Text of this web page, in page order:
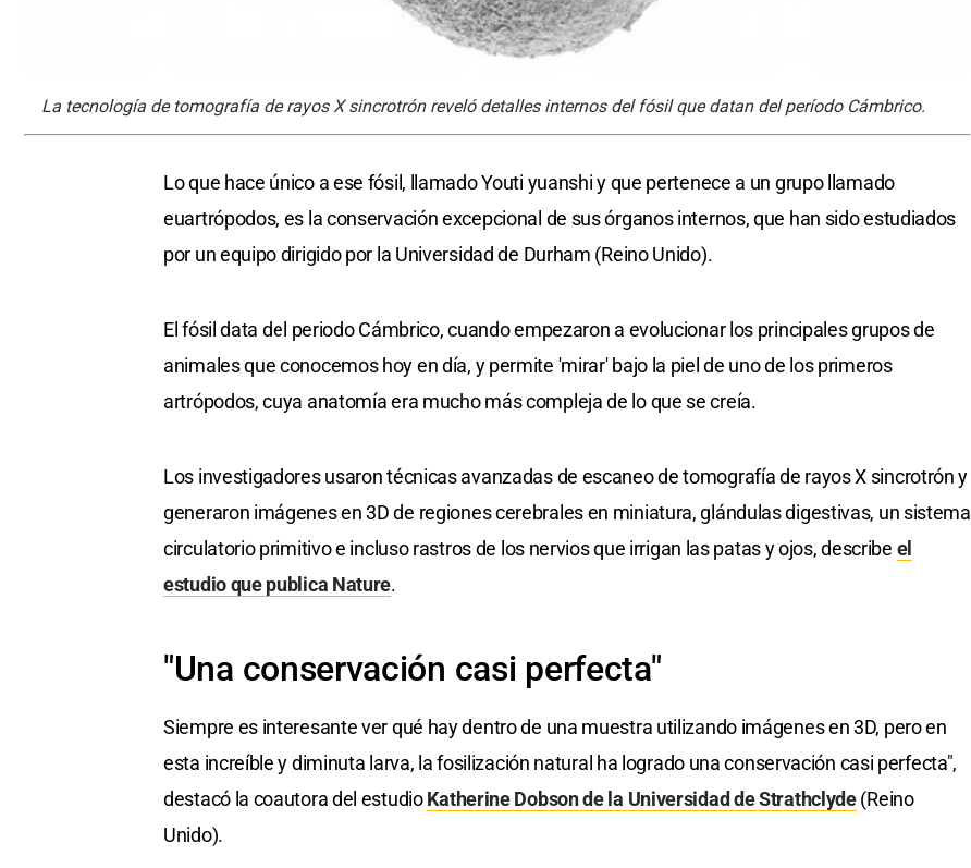
La tecnología de tomografía de rayos X sincrotrón reveló detalles internos del fósil que datan del período Cámbrico.
Lo que hace único a ese fósil, llamado Youti yuanshi y que pertenece a un grupo llamado
euartrópodos, es la conservación excepcional de sus órganos internos, que han sido estudiados
por un equipo dirigido por la Universidad de Durham (Reino Unido).
El fósil data del periodo Cámbrico, cuando empezaron a evolucionar los principales grupos de
animales que conocemos hoy en día, y permite 'mirar' bajo la piel de uno de los primeros
artrópodos, cuya anatomía era mucho más compleja de lo que se creía.
Los investigadores usaron técnicas avanzadas de escaneo de tomografía de rayos X sincrotrón y
generaron imágenes en 3D de regiones cerebrales en miniatura, glándulas digestivas, un sistema
circulatorio primitivo e incluso rastros de los nervios que irrigan las patas y ojos, describe el
estudio que publica Nature.
"Una conservación casi perfecta"
Siempre es interesante ver qué hay dentro de una muestra utilizando imágenes en 3D, pero en
esta increíble y diminuta larva, la fosilización natural ha logrado una conservación casi perfecta",
destacó la coautora del estudioKatherine Dobson de la Universidad de Strathclyde(Reino
Unido).